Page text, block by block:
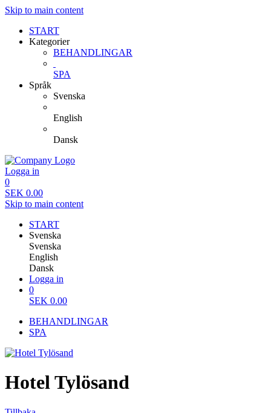
Skip to main content
START
Kategorier
BEHANDLINGAR
SPA
Språk
Svenska
English
Dansk
Logga in
0
SEK 0.00
Skip to main content
START
Svenska
Svenska
English
Dansk
Logga in
0
SEK 0.00
BEHANDLINGAR
SPA
Hotel Tylösand